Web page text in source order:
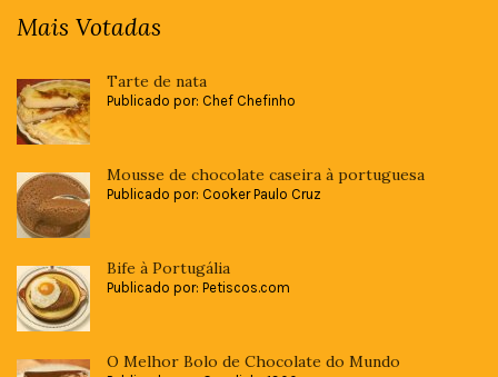
Mais Votadas
Tarte de nata
Publicado por: Chef Chefinho
Mousse de chocolate caseira à portuguesa
Publicado por: Cooker Paulo Cruz
Bife à Portugália
Publicado por: Petiscos.com
O Melhor Bolo de Chocolate do Mundo